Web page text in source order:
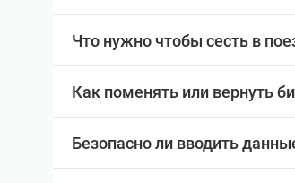
Что нужно чтобы сесть в
Как поменять или вернуть
Безопасно ли вводить